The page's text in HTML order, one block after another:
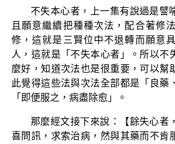
不失本心者，上一集有說過是譬
且願意繼續把種種次法，配合著修
修，這就是三賢位中不退轉而願意
人，這就是「不失本心者」。所以不
麼好，知道次法也是很重要，可以幫
此覺得這些法與次法全部都是「良藥
「即便服之，病盡除愈」。
那麼經文接下來說：【餘失心者
喜問訊，求索治病，然與其藥而不肯